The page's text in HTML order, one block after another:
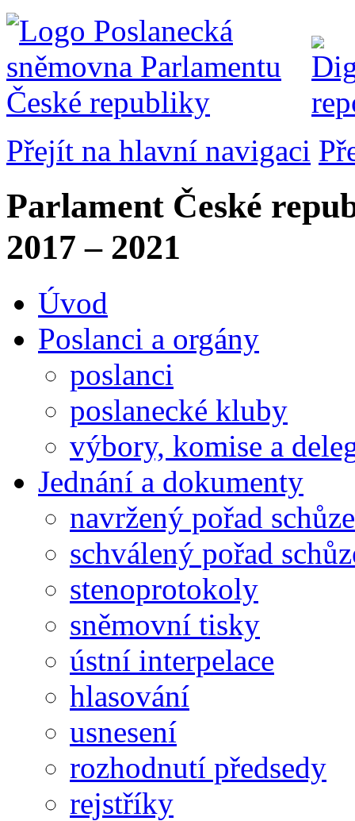
Přejít na hlavní navigaci
Parlament České
2017 – 2021
Úvod
Poslanci a orgány
poslanci
poslanecké kluby
výbory, komise a
Jednání a dokumenty
navržený pořad schůze
schválený pořad
stenoprotokoly
sněmovní tisky
ústní interpelace
hlasování
usnesení
rozhodnutí předsedy
rejstříky